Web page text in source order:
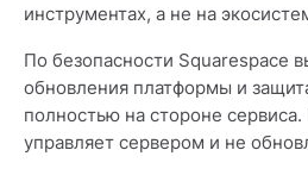
инструментах, а не на
По безопасности Squarespace
обновления платформы и
полностью на стороне сервиса.
управляет сервером и не